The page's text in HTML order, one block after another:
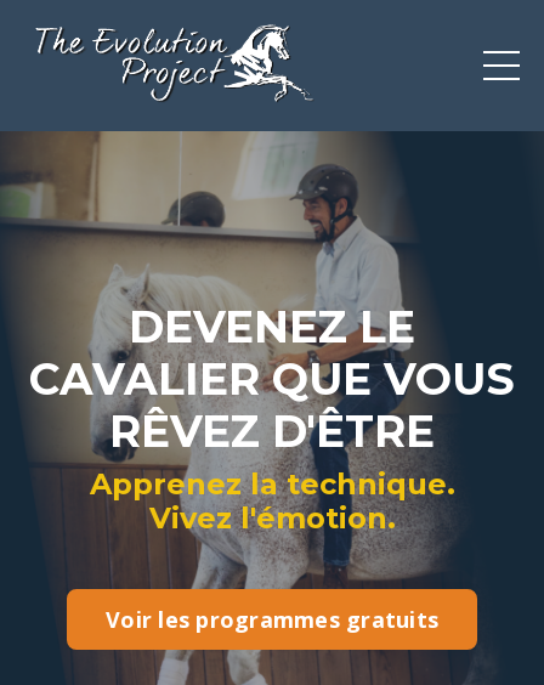
DEVENEZ LE
CAVALIER QUE VOUS
RÊVEZ D'ÊTRE
Apprenez la technique.
Vivez l'émotion.
Voir les programmes gratuits